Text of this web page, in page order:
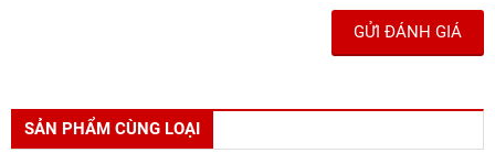
GỬI ĐÁNH GIÁ
SẢN PHẨM CÙNG LOẠI